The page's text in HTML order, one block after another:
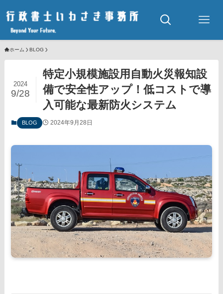
ホーム BLOG
特定小規模施設用自動火災報知設
備で安全性アップ！低コストで導
入可能な最新防火システム
2024
9/28
BLOG 2024年9月28日